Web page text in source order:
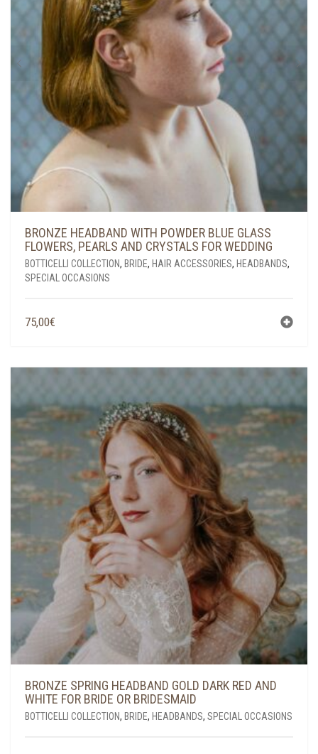
BRONZE HEADBAND WITH POWDER BLUE GLASS
FLOWERS, PEARLS AND CRYSTALS FOR WEDDING
BOTTICELLI COLLECTION, BRIDE, HAIR ACCESSORIES, HEADBANDS,
SPECIAL OCCASIONS
75,00€
BRONZE SPRING HEADBAND GOLD DARK RED AND
WHITE FOR BRIDE OR BRIDESMAID
BOTTICELLI COLLECTION, BRIDE, HEADBANDS, SPECIAL OCCASIONS